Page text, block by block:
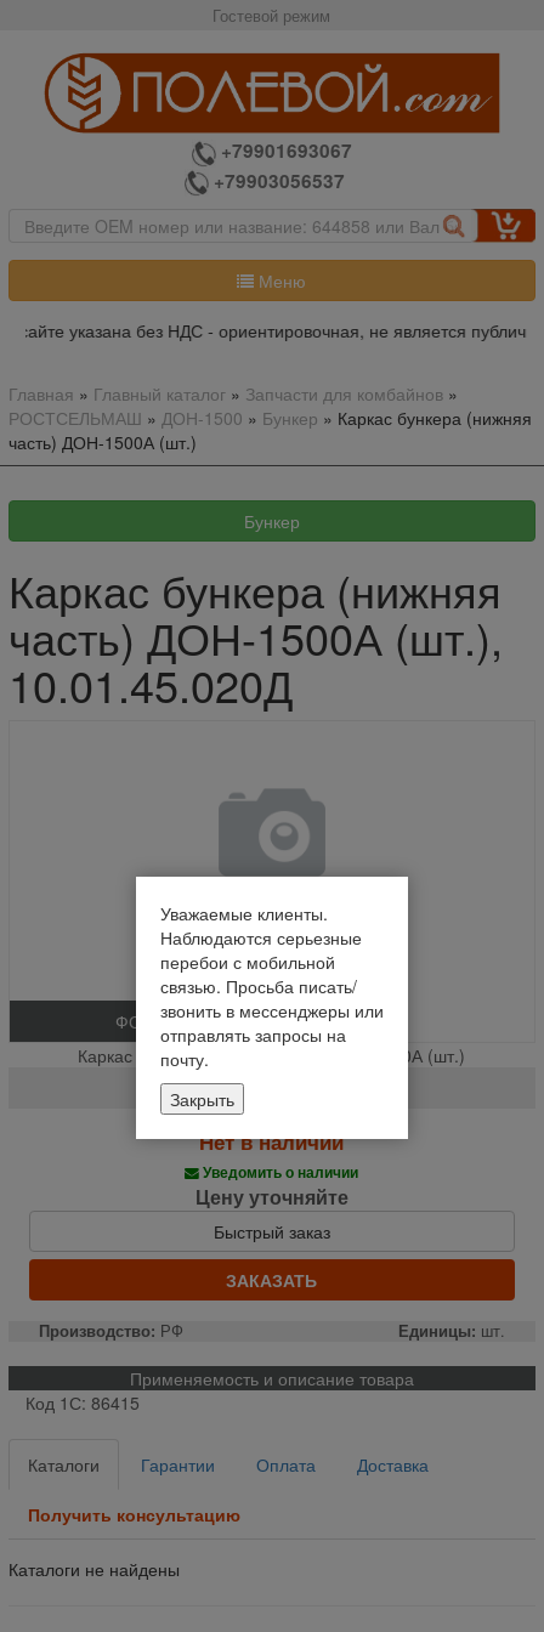
Гостевой режим
+79901693067
+79903056537
Меню
указана без НДС - ориентировочная, не является
Главная » Главный каталог» Запчасти для комбайнов»
РОСТСЕЛЬМАШ » ДОН-1500 » Бункер » Каркас бункера (нижняя
часть) ДОН-1500А (шт.)
Каркас бункера (нижняя
часть) ДОН-1500А (шт.),
10.01.45.020Д
ФОТО
Каркас бункера (нижняя часть) ДОН-1500А (шт.)
10.01.45.020Д
Нет в наличии
Уведомить о наличии
Цену уточняйте
Быстрый заказ
ЗАКАЗАТЬ
Производство: РФ Единицы: шт.
Применяемость и описание товара
Код 1С: 86415
Каталоги Гарантии Оплата Доставка
Получить консультацию
Каталоги не найдены
Уважаемые клиенты.
Наблюдаются серьезные
перебои с мобильной
связью. Просьба писать/
звонить в мессенджеры или
отправлять запросы на
почту.
Закрыть